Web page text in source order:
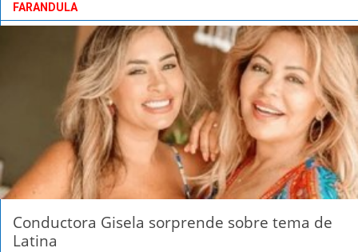
FARANDULA
Conductora Gisela sorprende sobre tema de
Latina